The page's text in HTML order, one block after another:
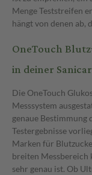
Menge Teststreifen
hängt von denen ab,
OneTouch
in deiner
Die OneTouch
Messsystem
genaue
Testergebnisse
Marken für
breiten
sehr genau ist. Ob